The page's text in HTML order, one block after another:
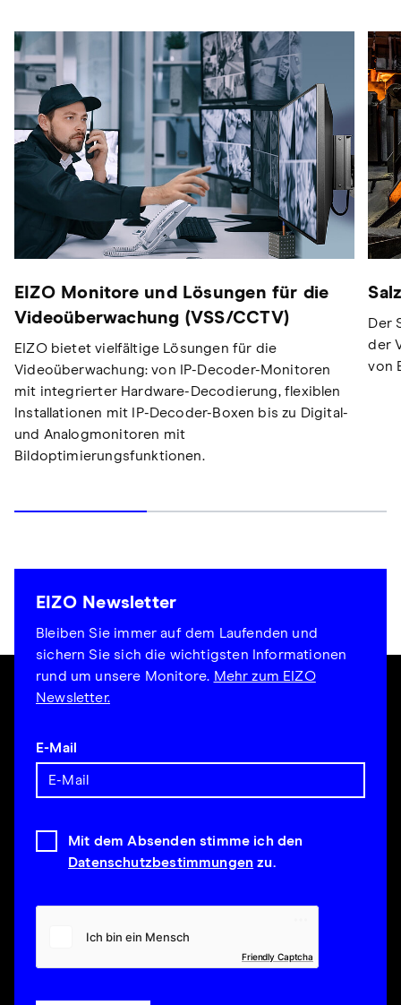
EIZO Monitore und Lösungen für die
Videoüberwachung (VSS/CCTV)
EIZO bietet vielfältige Lösungen für die
Videoüberwachung: von IP-Decoder-Monitoren
mit integrierter Hardware-Decodierung, flexiblen
Installationen mit IP-Decoder-Boxen bis zu Digital-
und Analogmonitoren mit
Bildoptimierungsfunktionen.
Der
der
von
EIZO Newsletter
Bleiben Sie immer auf dem Laufenden und
sichern Sie sich die wichtigsten Informationen
rund um unsere Monitore. Mehr zum EIZO
Newsletter.
E-Mail
Mit dem Absenden stimme ich den
Datenschutzbestimmungen zu.
Friendly Captcha